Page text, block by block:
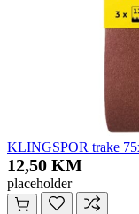
KLINGSPOR trake
12,50 KM
placeholder